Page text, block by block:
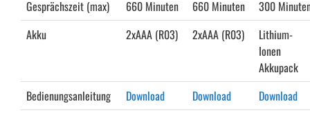
Gesprächszeit (max)
660 Minuten 660 Minuten
300
Akku
2xAAA (R03) 2xAAA (R03)
Lithium-
Ionen
Akkupack
Bedienungsanleitung
Download Download
Download